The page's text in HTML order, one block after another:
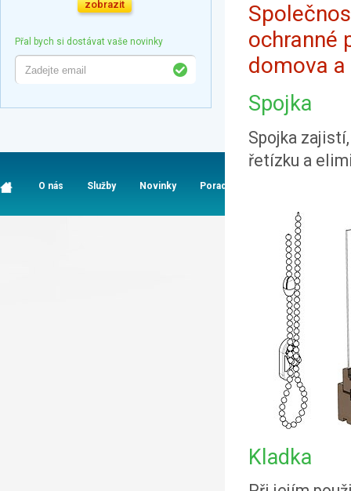
zobrazit
Přal bych si dostávat vaše novinky
ochranné
domova
Spojka
Spojka
řetízku a
Kladka
O nás Služby Novinky Poradna